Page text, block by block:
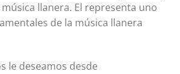
llanera. El representa uno
de la música llanera
le deseamos desde